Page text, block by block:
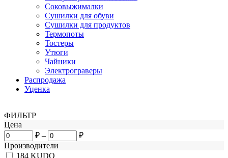
Соковыжималки
Сушилки для обуви
Сушилки для продуктов
Термопоты
Тостеры
Утюги
Чайники
Электрограверы
Распродажа
Уценка
ФИЛЬТР
Цена
₽ –
₽
Производители
184 KUDO